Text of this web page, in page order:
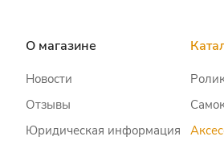
О магазине
Новости
Отзывы
Юридическая информация